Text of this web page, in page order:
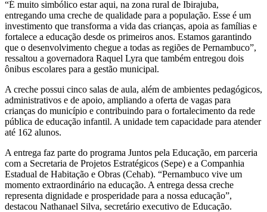
“É muito simbólico estar aqui, na zona rural de Ibirajuba,
entregando uma creche de qualidade para a população. Esse é um
investimento que transforma a vida das crianças, apoia as famílias e
fortalece a educação desde os primeiros anos. Estamos garantindo
que o desenvolvimento chegue a todas as regiões de Pernambuco”,
ressaltou a governadora Raquel Lyra que também entregou dois
ônibus escolares para a gestão municipal.
A creche possui cinco salas de aula, além de ambientes pedagógicos,
administrativos e de apoio, ampliando a oferta de vagas para
crianças do município e contribuindo para o fortalecimento da rede
pública de educação infantil. A unidade tem capacidade para atender
até 162 alunos.
A entrega faz parte do programa Juntos pela Educação, em parceria
com a Secretaria de Projetos Estratégicos (Sepe) e a Companhia
Estadual de Habitação e Obras (Cehab). “Pernambuco vive um
momento extraordinário na educação. A entrega dessa creche
representa dignidade e prosperidade para a nossa educação”,
destacou Nathanael Silva, secretário executivo de Educação.